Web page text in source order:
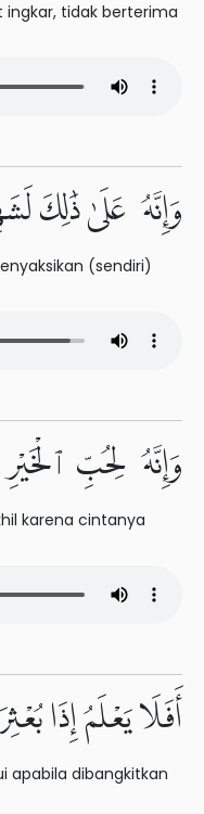
tidak berterima
وَإِنَّهُۥ عَلَىٰ ذَٰلِكَ
(sendiri)
وَإِنَّهُۥ لِحُبِّ ٱلْخَيْرِ
karena cintanya
أَفَلَا يَعْلَمُ إِذَا
apabila dibangkitkan